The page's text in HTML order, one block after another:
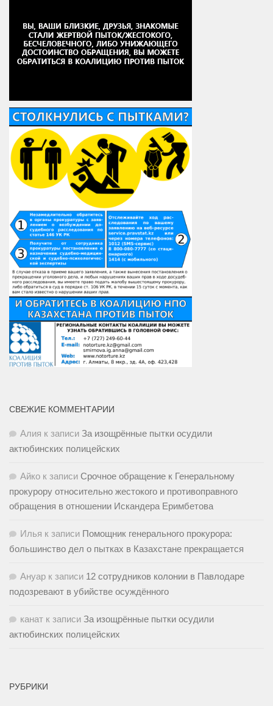
СВЕЖИЕ КОММЕНТАРИИ
Алия к записи За изощрённые пытки осудили
актюбинских полицейских
Айко к записи Срочное обращение к Генеральному
прокурору относительно жестокого и противоправного
обращения в отношении Искандера Еримбетова
Илья к записи Помощник генерального прокурора:
большинство дел о пытках в Казахстане прекращается
Ануар к записи 12 сотрудников колонии в Павлодаре
подозревают в убийстве осуждённого
канат к записи За изощрённые пытки осудили
актюбинских полицейских
РУБРИКИ